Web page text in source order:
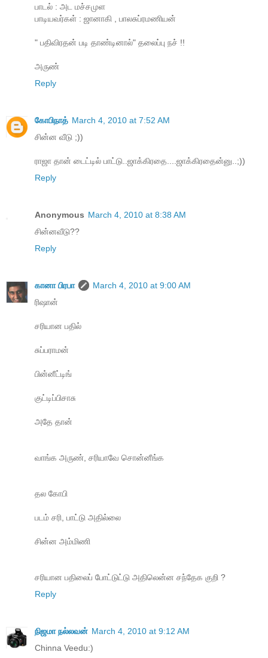
பாடல் : அட மச்சமுள
பாடியவர்கள் : ஜானாகி , பாலசுப்ரமணியன்
" பதிவிரதன் படி தாண்டினால்" தலைப்பு நச் !!
அருண்
Reply
கோபிநாத் March 4, 2010 at 7:52 AM
சின்ன வீடு ;))
ராஜா தான் டைட்டில் பாட்டு..ஜாக்கிரதை....ஜாக்கிரதைன்னு..;))
Reply
Anonymous March 4, 2010 at 8:38 AM
சின்னவீடு??
Reply
கானா பிரபா
March 4, 2010 at 9:00 AM
ரிஷான்
சரியான பதில்
சுப்பராமன்
பின்னீட்டிங்
குட்டிப்பிசாசு
அதே தான்
வாங்க அருண், சரியாவே சொன்னீங்க
தல கோபி
படம் சரி, பாட்டு அதில்லை
சின்ன அம்மிணி
சரியான பதிலைப் போட்டுட்டு அதிலென்ன சந்தேக குறி ?
Reply
நிஜமா நல்லவன் March 4, 2010 at 9:12 AM
Chinna Veedu:)